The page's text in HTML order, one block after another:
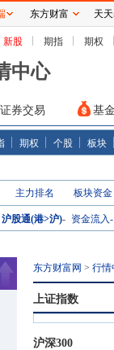
新股 期指 期权
中心
证券交易 基
期权 个股 板块
主力排名 板块资金
沪股通(港>沪)- 资金流入-
东方财富网 > 行情
上证指数
沪深300
东方财富 天